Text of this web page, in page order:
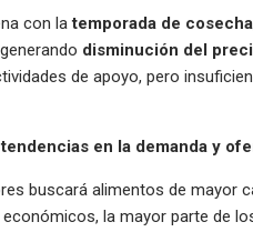
con latemporada de cosecha
disminución del
de apoyo, pero
en la demanda y
buscará alimentos de mayor
la mayor parte de